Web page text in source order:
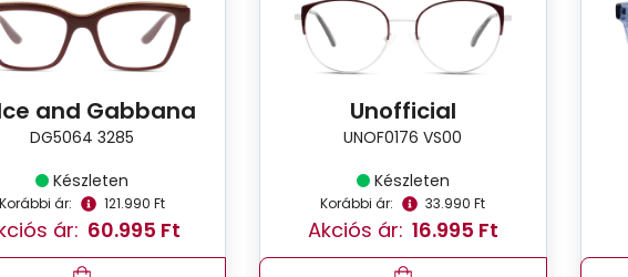
and Gabbana
DG5064 3285
Készleten
Korábbi ár: 121.990 Ft
ár: 60.995 Ft
Unofficial
UNOF0176 VS00
Készleten
Korábbi ár: 33.990 Ft
Akciós ár: 16.995 Ft